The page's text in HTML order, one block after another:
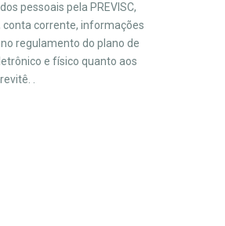
pessoais pela PREVISC,
conta corrente, informações
regulamento do plano de
e físico quanto aos
.